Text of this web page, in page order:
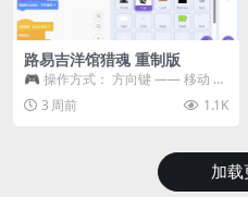
路易吉洋馆猎魂 重制版
🎮 操作方式： 方向键 —— 移动 &
跳跃 空格 —— 打开宝箱 将你...
3 周前 1.1K
加载